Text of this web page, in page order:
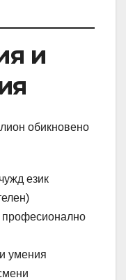
и
обикновено
език
умения